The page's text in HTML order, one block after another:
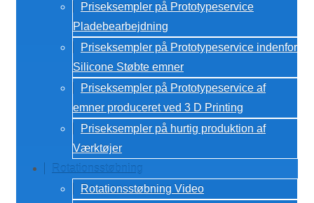
Priseksempler på Prototypeservice
Pladebearbejdning
Priseksempler på Prototypeservice indenfor
Silicone Støbte emner
Priseksempler på Prototypeservice af
emner produceret ved 3 D Printing
Priseksempler på hurtig produktion af
Værktøjer
Rotationsstøbning
Rotationsstøbning Video